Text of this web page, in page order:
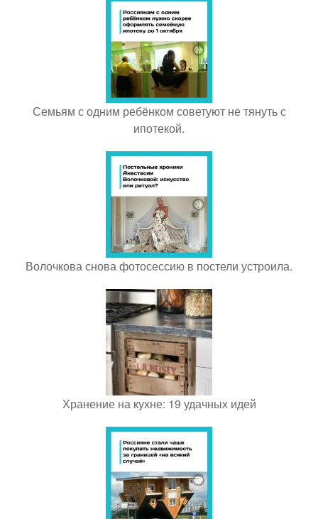
Семьям с одним ребёнком советуют не тянуть с
ипотекой.
Волочкова снова фотосессию в постели устроила.
Хранение на кухне: 19 удачных идей